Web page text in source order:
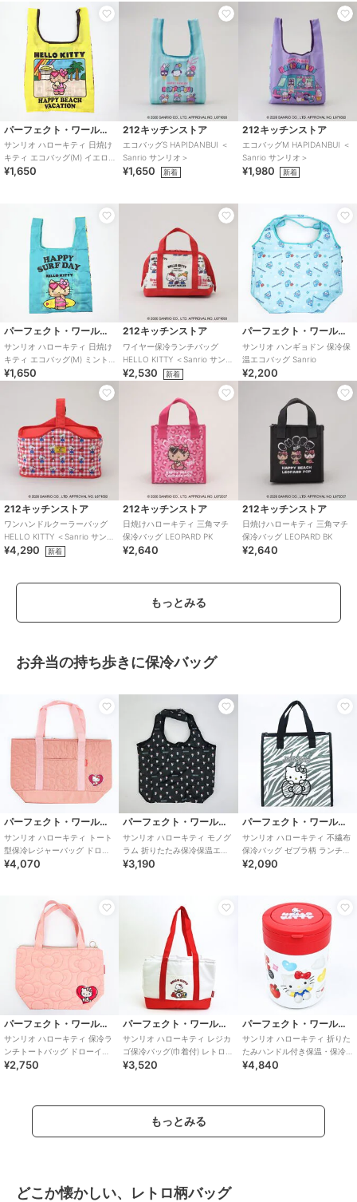
パーフェクト・ワールド・トーキョー
サンリオ ハローキティ 日焼け
キティ エコバッグ(M) イエロ
ー Sanrio
¥1,650
212キッチンストア
エコバッグS HAPIDANBUI ＜
Sanrio サンリオ＞
¥1,650 新着
212キッチンストア
エコバッグM HAPIDANBUI ＜
Sanrio サンリオ＞
¥1,980 新着
パーフェクト・ワールド・トーキョー
サンリオ ハローキティ 日焼け
キティ エコバッグ(M) ミント
Sanrio
¥1,650
212キッチンストア
ワイヤー保冷ランチバッグ
HELLO KITTY ＜Sanrio サンリ
オ＞
¥2,530 新着
パーフェクト・ワールド・トーキョー
サンリオ ハンギョドン 保冷保
温エコバッグ Sanrio
¥2,200
212キッチンストア
ワンハンドルクーラーバッグ
HELLO KITTY ＜Sanrio サンリ
オ＞
¥4,290 新着
212キッチンストア
日焼けハローキティ 三角マチ
保冷バッグ LEOPARD PK
¥2,640
212キッチンストア
日焼けハローキティ 三角マチ
保冷バッグ LEOPARD BK
¥2,640
もっとみる
お弁当の持ち歩きに保冷バッグ
パーフェクト・ワールド・トーキョー
サンリオ ハローキティ トート
型保冷レジャーバッグ ドロー
イングタッチシリーズ ランチ
¥4,070
パーフェクト・ワールド・トーキョー
サンリオ ハローキティ モノグ
ラム 折りたたみ保冷保温エコ
バッグ (ブラック) Sanrio
¥3,190
パーフェクト・ワールド・トーキョー
サンリオ ハローキティ 不繊布
保冷バッグ ゼブラ柄 ランチ
Sanrio
¥2,090
パーフェクト・ワールド・トーキョー
サンリオ ハローキティ 保冷ラ
ンチトートバッグ ドローイン
グタッチシリーズ Sanrio
¥2,750
パーフェクト・ワールド・トーキョー
サンリオ ハローキティ レジカ
ゴ保冷バッグ(巾着付) レトロ
25 Sanrio
¥3,520
パーフェクト・ワールド・トーキョー
サンリオ ハローキティ 折りた
たみハンドル付き保温・保冷
デリカポット ランチ スープジ
¥4,840
もっとみる
どこか懐かしい、レトロ柄バッグ